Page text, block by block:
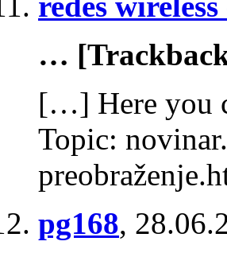
…
[…] Here you
Topic:
pg168,